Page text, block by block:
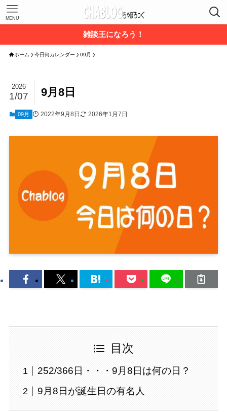
MENU
雑談王になろう！
ホーム 今日何カレンダー 09月
9月8日
2026
1/07
09月 2022年9月8日 2026年1月7日
目次
252/366日・・・9月8日は何の日？
9月8日が誕生日の有名人